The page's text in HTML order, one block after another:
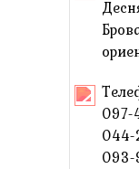
097-